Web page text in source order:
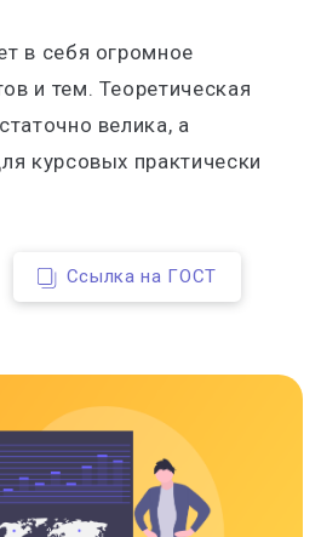
в себя огромное
и тем. Теоретическая
велика, а
курсовых практически
Ссылка на ГОСТ